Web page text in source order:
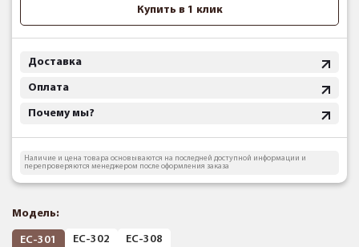
Купить в 1 клик
Доставка
Оплата
Почему мы?
Наличие и цена товара основываются на последней доступной информации и
перепроверяются менеджером после оформления заказа
Модель:
EC-301 EC-302 EC-308